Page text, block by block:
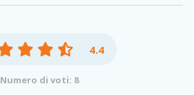
4.4
Numero di voti: 8